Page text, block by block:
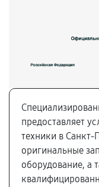
предоставляет
техники в
оригинальные
оборудование, а